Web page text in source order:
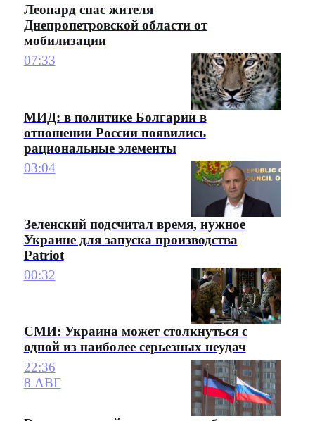
Леопард спас жителя
Днепропетровской области от
мобилизации
07:33
МИД: в политике Болгарии в
отношении России появились
рациональные элементы
03:04
Зеленский подсчитал время, нужное
Украине для запуска производства
Patriot
00:32
СМИ: Украина может столкнуться с
одной из наиболее серьезных неудач
22:36
8 АВГ